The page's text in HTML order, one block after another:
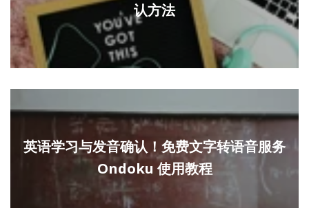
认方法
英语学习与发音确认！免费文字转语音服务
Ondoku 使用教程